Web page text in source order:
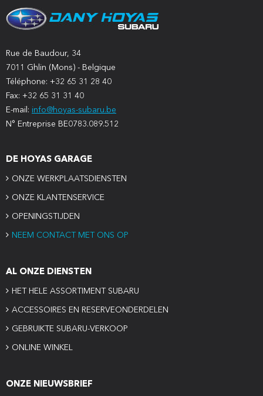
Rue de Baudour, 34
7011 Ghlin (Mons) - Belgique
Téléphone: +32 65 31 28 40
Fax: +32 65 31 31 40
E-mail: info@hoyas-subaru.be
N° Entreprise BE0783.089.512
DE HOYAS GARAGE
ONZE WERKPLAATSDIENSTEN
ONZE KLANTENSERVICE
OPENINGSTIJDEN
NEEM CONTACT MET ONS OP
AL ONZE DIENSTEN
HET HELE ASSORTIMENT SUBARU
ACCESSOIRES EN RESERVEONDERDELEN
GEBRUIKTE SUBARU-VERKOOP
ONLINE WINKEL
ONZE NIEUWSBRIEF